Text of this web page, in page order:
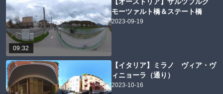
09:32
【オーストリア】ザルツブルグ
モーツァルト橋＆ステート橋
2023-09-19
【イタリア】ミラノ ヴィア・ヴ
ィニョーラ（通り）
2023-10-16